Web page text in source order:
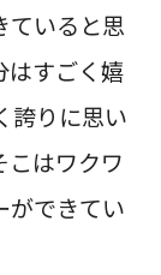
ていると思
はすごく嬉
誇りに思い
こはワクワ
ができてい